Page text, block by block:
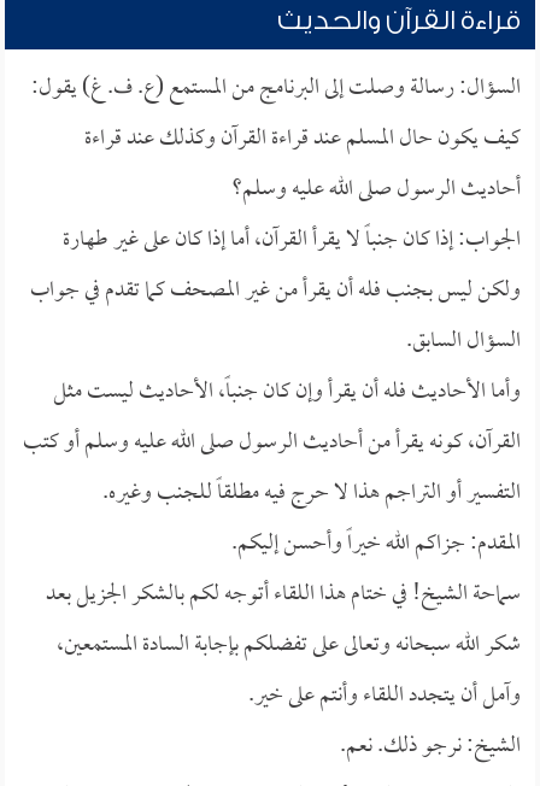
قراءة القرآن والحديث
السؤال: رسالة وصلت إلى البرنامج من المستمع (ع. ف. غ) يقول:
كيف يكون حال المسلم عند قراءة القرآن وكذلك عند قراءة
أحاديث الرسول صلى الله عليه وسلم؟
الجواب: إذا كان جنباً لا يقرأ القرآن، أما إذا كان على غير طهارة
ولكن ليس بجنب فله أن يقرأ من غير المصحف كما تقدم في جواب
السؤال السابق.
وأما الأحاديث فله أن يقرأ وإن كان جنباً، الأحاديث ليست مثل
القرآن، كونه يقرأ من أحاديث الرسول صلى الله عليه وسلم أو كتب
التفسير أو التراجم هذا لا حرج فيه مطلقاً للجنب وغيره.
المقدم: جزاكم الله خيراً وأحسن إليكم.
سماحة الشيخ! في ختام هذا اللقاء أتوجه لكم بالشكر الجزيل بعد
شكر الله سبحانه وتعالى على تفضلكم بإجابة السادة المستمعين،
وآمل أن يتجدد اللقاء وأنتم على خير.
الشيخ: نرجو ذلك. نعم.